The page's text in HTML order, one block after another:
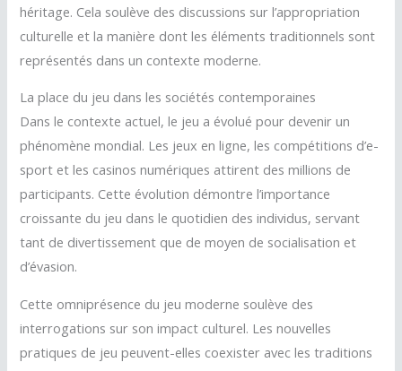
héritage. Cela soulève des discussions sur l’appropriation
culturelle et la manière dont les éléments traditionnels sont
représentés dans un contexte moderne.
La place du jeu dans les sociétés contemporaines
Dans le contexte actuel, le jeu a évolué pour devenir un
phénomène mondial. Les jeux en ligne, les compétitions d’e-
sport et les casinos numériques attirent des millions de
participants. Cette évolution démontre l’importance
croissante du jeu dans le quotidien des individus, servant
tant de divertissement que de moyen de socialisation et
d’évasion.
Cette omniprésence du jeu moderne soulève des
interrogations sur son impact culturel. Les nouvelles
pratiques de jeu peuvent-elles coexister avec les traditions